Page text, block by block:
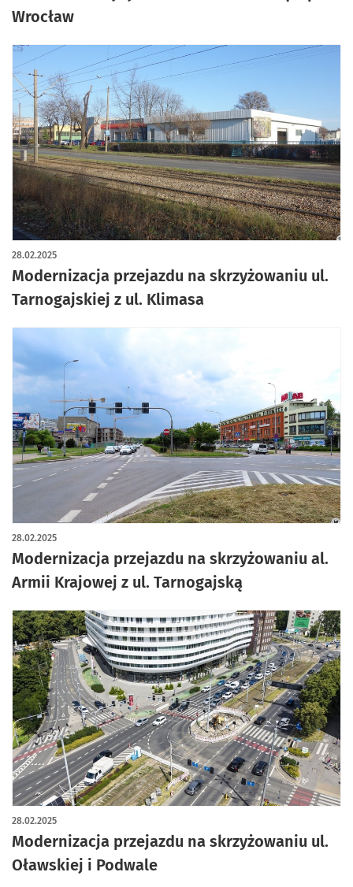
Wrocław
Modernizacja przejazdu na skrzyżowaniu ul.
Tarnogajskiej z ul. Klimasa
28.02.2025
Modernizacja przejazdu na skrzyżowaniu al.
Armii Krajowej z ul. Tarnogajską
28.02.2025
Modernizacja przejazdu na skrzyżowaniu ul.
Oławskiej i Podwale
28.02.2025